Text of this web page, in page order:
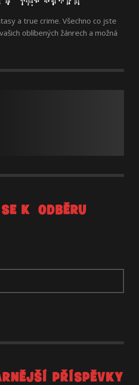
a true crime. Všechno co jste
oblíbených žánrech a možná
K ODBĚRU
PŘÍSPĚVKY